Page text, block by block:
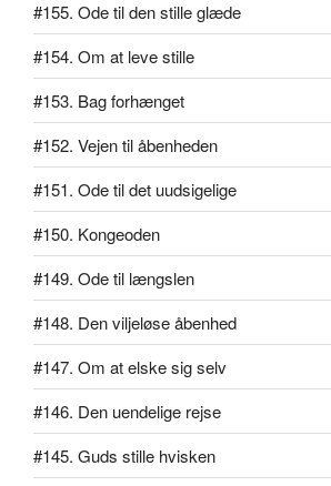
#155. Ode til den stille glæde
#154. Om at leve stille
#153. Bag forhænget
#152. Vejen til åbenheden
#151. Ode til det uudsigelige
#150. Kongeoden
#149. Ode til længslen
#148. Den viljeløse åbenhed
#147. Om at elske sig selv
#146. Den uendelige rejse
#145. Guds stille hvisken